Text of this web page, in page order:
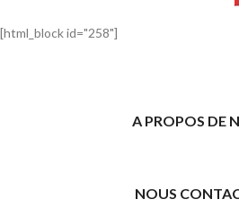
[html_block id="258"]
A PROPOS DE
NOUS